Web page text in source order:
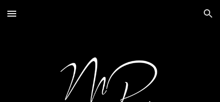
Skip to main content Skip to navigation